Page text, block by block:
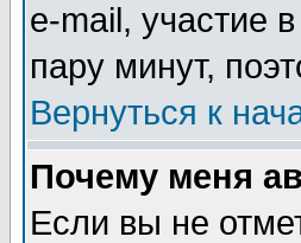
e-mail, участие
пару минут,
Вернуться к
Почему меня
Если вы не